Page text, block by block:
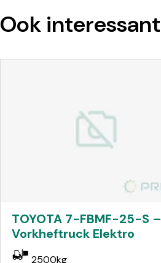
Ook interessant
TOYOTA 7-FBMF-25-S –
Vorkheftruck Elektro
2500kg